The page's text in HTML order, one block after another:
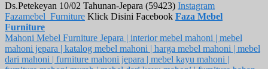
Ds.Petekeyan 10/02 Tahunan-Jepara (59423) Instagram
Fazamebel_Furniture Klick Disini Facebook Faza Mebel
Furniture
Mahoni Mebel Furniture Jepara | interior mebel mahoni | mebel
mahoni jepara | katalog mebel mahoni | harga mebel mahoni | mebel
dari mahoni | furniture mahoni jepara | mebel kayu mahoni |